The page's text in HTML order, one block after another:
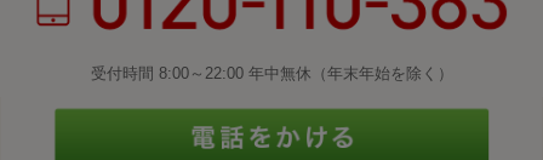
受付時間 8:00～22:00 年中無休（年末年始を除く）